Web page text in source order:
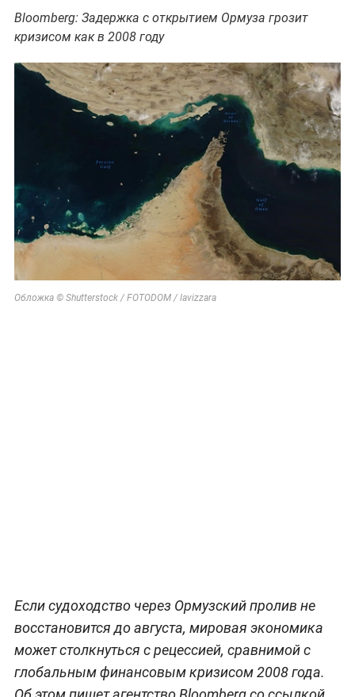
Bloomberg: Задержка с открытием Ормуза грозит
кризисом как в 2008 году
Обложка © Shutterstock / FOTODOM / lavizzara
Если судоходство через Ормузский пролив не
восстановится до августа, мировая экономика
может столкнуться с рецессией, сравнимой с
глобальным финансовым кризисом 2008 года.